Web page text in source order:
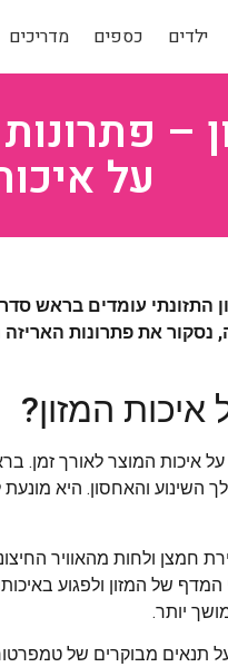
ילדים כספים מדריכים
–
על
התזונתי עומדים בראש
את פתרונות האריזה
המזון?
איכות המוצר לאורך זמן.
השינוע והאחסון. היא
ולחות מהאוויר
של המזון ולפגוע
יותר.
תנאים מבוקרים של